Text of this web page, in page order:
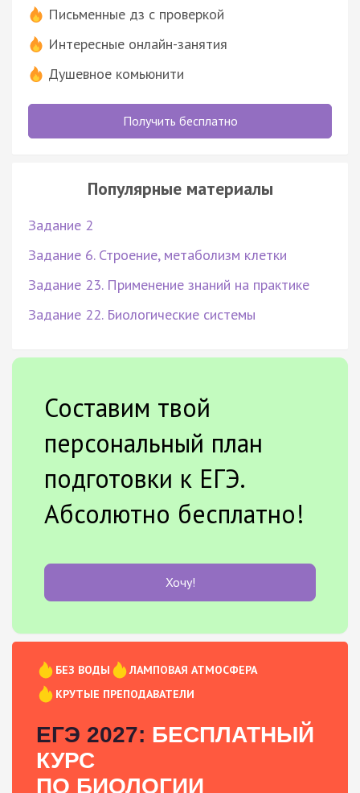
Письменные дз с проверкой
Интересные онлайн-занятия
Душевное комьюнити
Получить бесплатно
Популярные материалы
Задание 2
Задание 6. Строение, метаболизм клетки
Задание 23. Применение знаний на практике
Задание 22. Биологические системы
Составим твой
персональный план
подготовки к ЕГЭ.
Абсолютно бесплатно!
Хочу!
БЕЗ ВОДЫ
ЛАМПОВАЯ АТМОСФЕРА
КРУТЫЕ ПРЕПОДАВАТЕЛИ
ЕГЭ 2027: БЕСПЛАТНЫЙ
КУРС
ПО БИОЛОГИИ